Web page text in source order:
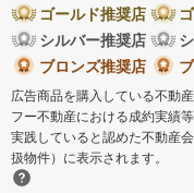
ゴールド推奨店
シルバー推奨店
ブロンズ推奨店
広告商品を購入している不動
フー不動産における成約実績
実践していると認めた不動産
扱物件）に表示されます。